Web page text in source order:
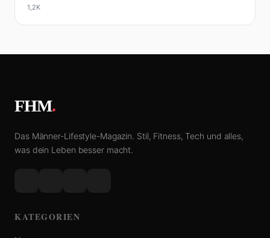
1,2K
FHM.
Das Männer-Lifestyle-Magazin. Stil, Fitness, Tech und alles,
was dein Leben besser macht.
KATEGORIEN